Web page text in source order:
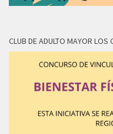
CLUB DE ADULTO MAYOR LOS